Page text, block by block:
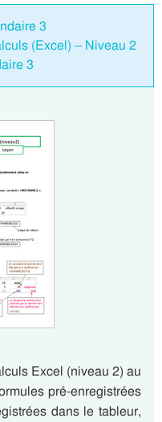
3
(Excel) – Niveau 2
3
Excel (niveau 2) au
pré-enregistrées
dans le tableur,